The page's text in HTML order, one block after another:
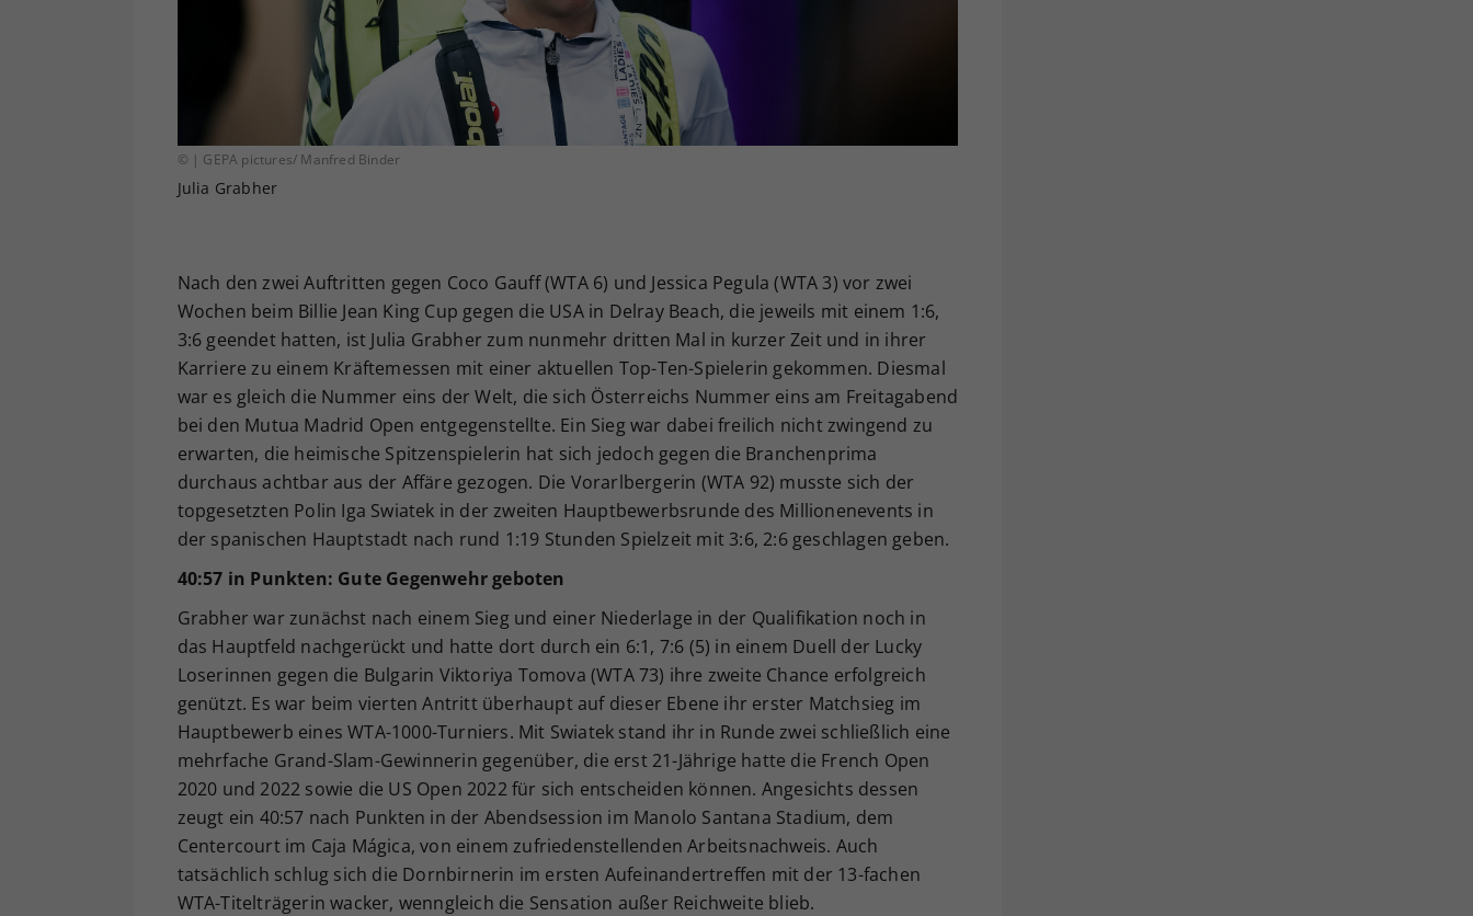
© | GEPA pictures/ Manfred Binder
Julia Grabher
Nach den zwei Auftritten gegen Coco Gauff (WTA 6) und Jessica Pegula (WTA 3) vor zwei
Wochen beim Billie Jean King Cup gegen die USA in Delray Beach, die jeweils mit einem 1:6,
3:6 geendet hatten, ist Julia Grabher zum nunmehr dritten Mal in kurzer Zeit und in ihrer
Karriere zu einem Kräftemessen mit einer aktuellen Top-Ten-Spielerin gekommen. Diesmal
war es gleich die Nummer eins der Welt, die sich Österreichs Nummer eins am Freitagabend
bei den Mutua Madrid Open entgegenstellte. Ein Sieg war dabei freilich nicht zwingend zu
erwarten, die heimische Spitzenspielerin hat sich jedoch gegen die Branchenprima
durchaus achtbar aus der Affäre gezogen. Die Vorarlbergerin (WTA 92) musste sich der
topgesetzten Polin Iga Swiatek in der zweiten Hauptbewerbsrunde des Millionenevents in
der spanischen Hauptstadt nach rund 1:19 Stunden Spielzeit mit 3:6, 2:6 geschlagen geben.
40:57 in Punkten: Gute Gegenwehr geboten
Grabher war zunächst nach einem Sieg und einer Niederlage in der Qualifikation noch in
das Hauptfeld nachgerückt und hatte dort durch ein 6:1, 7:6 (5) in einem Duell der Lucky
Loserinnen gegen die Bulgarin Viktoriya Tomova (WTA 73) ihre zweite Chance erfolgreich
genützt. Es war beim vierten Antritt überhaupt auf dieser Ebene ihr erster Matchsieg im
Hauptbewerb eines WTA-1000-Turniers. Mit Swiatek stand ihr in Runde zwei schließlich eine
mehrfache Grand-Slam-Gewinnerin gegenüber, die erst 21-Jährige hatte die French Open
2020 und 2022 sowie die US Open 2022 für sich entscheiden können. Angesichts dessen
zeugt ein 40:57 nach Punkten in der Abendsession im Manolo Santana Stadium, dem
Centercourt im Caja Mágica, von einem zufriedenstellenden Arbeitsnachweis. Auch
tatsächlich schlug sich die Dornbirnerin im ersten Aufeinandertreffen mit der 13-fachen
WTA-Titelträgerin wacker, wenngleich die Sensation außer Reichweite blieb.
Ihrer vorgenommen Einstellungen, falls der
Webseiten-Betreiber dies eingestellt hat.